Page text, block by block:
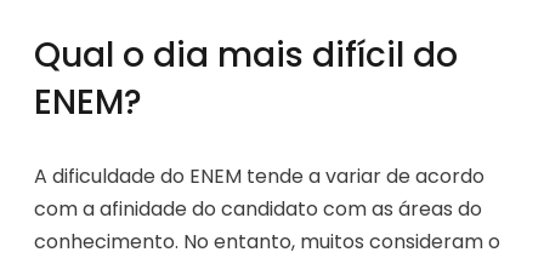
Qual o dia mais difícil do
ENEM?
A dificuldade do ENEM tende a variar de acordo
com a afinidade do candidato com as áreas do
conhecimento. No entanto, muitos consideram o